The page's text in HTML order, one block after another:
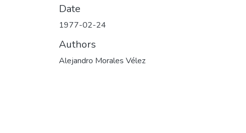
Date
1977-02-24
Authors
Alejandro Morales Vélez